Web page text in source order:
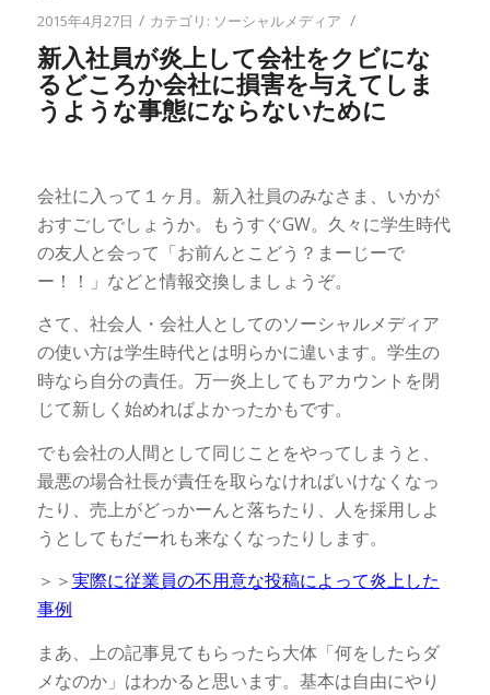
2015年4月27日 / カテゴリ: ソーシャルメディア /
新入社員が炎上して会社をクビにな
るどころか会社に損害を与えてしま
うような事態にならないために
会社に入って１ヶ月。新入社員のみなさま、いかが
おすごしでしょうか。もうすぐGW。久々に学生時代
の友人と会って「お前んとこどう？まーじーで
ー！！」などと情報交換しましょうぞ。
さて、社会人・会社人としてのソーシャルメディア
の使い方は学生時代とは明らかに違います。学生の
時なら自分の責任。万一炎上してもアカウントを閉
じて新しく始めればよかったかもです。
でも会社の人間として同じことをやってしまうと、
最悪の場合社長が責任を取らなければいけなくなっ
たり、売上がどっかーんと落ちたり、人を採用しよ
うとしてもだーれも来なくなったりします。
＞＞実際に従業員の不用意な投稿によって炎上した
事例
まあ、上の記事見てもらったら大体「何をしたらダ
メなのか」はわかると思います。基本は自由にやり